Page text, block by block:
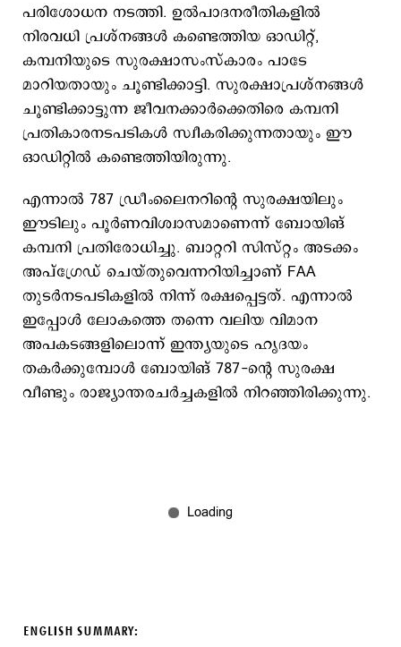
പരിശോധന നടത്തി. ഉല്‍പാദനരീതികളില്‍
നിരവധി പ്രശ്നങ്ങള്‍ കണ്ടെത്തിയ ഓഡിറ്റ്,
കമ്പനിയുടെ സുരക്ഷാസംസ്കാരം പാടേ
മാറിയതായും ചൂണ്ടിക്കാട്ടി. സുരക്ഷാപ്രശ്നങ്ങള്‍
ചൂണ്ടിക്കാട്ടുന്ന ജീവനക്കാര്‍ക്കെതിരെ കമ്പനി
പ്രതികാരനടപടികള്‍ സ്വീകരിക്കുന്നതായും ഈ
ഓഡിറ്റില്‍ കണ്ടെത്തിയിരുന്നു.
എന്നാല്‍ 787 ഡ്രീംലൈനറിന്റെ സുരക്ഷയിലും
ഈടിലും പൂര്‍ണവിശ്വാസമാണെന്ന് ബോയിങ്
കമ്പനി പ്രതിരോധിച്ചു. ബാറ്ററി സിസ്റ്റം അടക്കം
അപ്ഗ്രേഡ് ചെയ്തുവെന്നറിയിച്ചാണ് FAA
തുടര്‍നടപടികളില്‍ നിന്ന് രക്ഷപ്പെട്ടത്. എന്നാല്‍
ഇപ്പോള്‍ ലോകത്തെ തന്നെ വലിയ വിമാന
അപകടങ്ങളിലൊന്ന് ഇന്ത്യയുടെ ഹൃദയം
തകര്‍ക്കുമ്പോള്‍ ബോയിങ് 787-ന്റെ സുരക്ഷ
വീണ്ടും രാജ്യാന്തരചര്‍ച്ചകളില്‍ നിറഞ്ഞിരിക്കുന്നു.
ENGLISH SUMMARY: